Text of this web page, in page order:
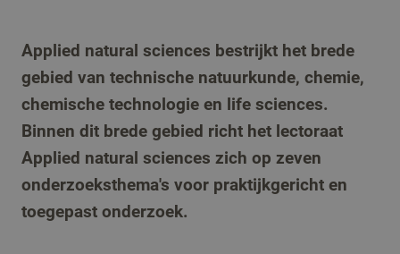
Applied natural sciences bestrijkt het brede
gebied van technische natuurkunde, chemie,
chemische technologie en life sciences.
Binnen dit brede gebied richt het lectoraat
Applied natural sciences zich op zeven
onderzoeksthema's voor praktijkgericht en
toegepast onderzoek.